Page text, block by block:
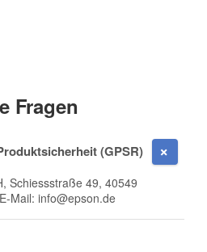
Fragen
(GPSR)
Schiessstraße 49, 40549
Mail: info@epson.de